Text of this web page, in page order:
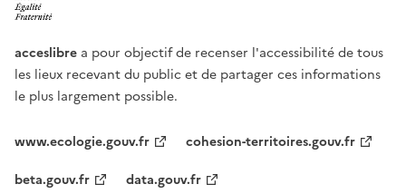
acceslibre a pour objectif de recenser l'accessibilité de tous
les lieux recevant du public et de partager ces informations
le plus largement possible.
www.ecologie.gouv.fr
cohesion-territoires.gouv.fr
beta.gouv.fr
data.gouv.fr